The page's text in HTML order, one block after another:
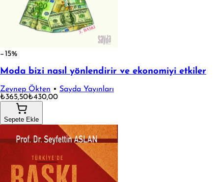
−15%
Moda bizi nasıl yönlendirir ve ekonomiyi etkiler
Zeynep Ökten • Sayda Yayınları
₺365,50₺430,00
Sepete Ekle